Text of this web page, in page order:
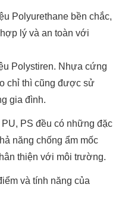
Polyurethane bền chắc,
lý và an toàn với
Polystiren. Nhựa cứng
chỉ thì cũng được sử
gia đình.
PS đều có những đặc
năng chống ẩm mốc
thiện với môi trường.
và tính năng của